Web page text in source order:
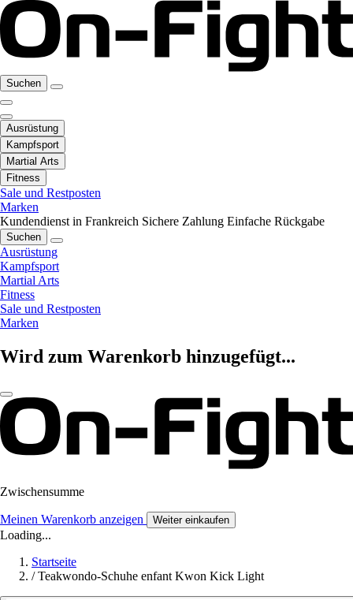
Suchen
Ausrüstung
Kampfsport
Martial Arts
Fitness
Sale und Restposten
Marken
Kundendienst in Frankreich Sichere Zahlung Einfache Rückgabe
Suchen
Ausrüstung
Kampfsport
Martial Arts
Fitness
Sale und Restposten
Marken
Wird zum Warenkorb hinzugefügt...
Zwischensumme
Meinen Warenkorb anzeigen Weiter einkaufen
Loading...
Startseite
/ Teakwondo-Schuhe enfant Kwon Kick Light